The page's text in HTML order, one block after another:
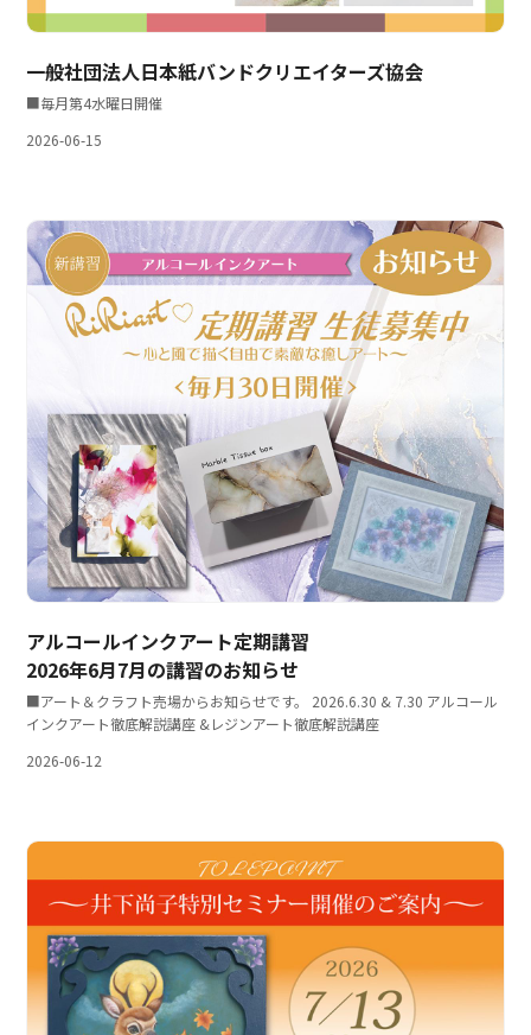
2026-06-15
一般社団法人日本紙バンドクリエイターズ協会
■毎月第4水曜日開催
2026-06-12
アルコールインクアート定期講習
2026年6月7月の講習のお知らせ
■アート＆クラフト売場からお知らせです。 2026.6.30 & 7.30 アルコール
インクアート徹底解説講座 &レジンアート徹底解説講座